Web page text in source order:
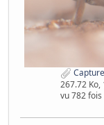
267.72
vu 782 fois